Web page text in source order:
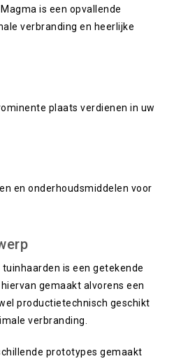
is een opvallende
verbranding en heerlijke
plaats verdienen in uw
en onderhoudsmiddelen voor
is een getekende
gemaakt alvorens een
productietechnisch geschikt
verbranding.
prototypes gemaakt